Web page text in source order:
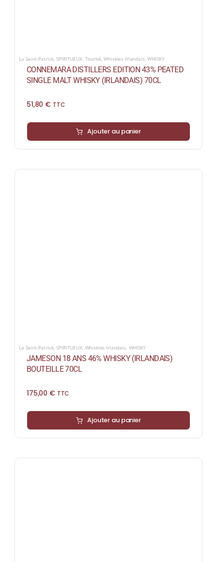
La Saint-Patrick,SPIRITUEUX, Tourbé,Whiskies Irlandais,WHISKY
CONNEMARA DISTILLERS EDITION 43% PEATED
SINGLE MALT WHISKY (IRLANDAIS) 70CL
51,80 € TTC
Ajouter au panier
La Saint-Patrick,SPIRITUEUX, Whiskies Irlandais, WHISKY
JAMESON 18 ANS 46% WHISKY (IRLANDAIS)
BOUTEILLE 70CL
175,00 € TTC
Ajouter au panier